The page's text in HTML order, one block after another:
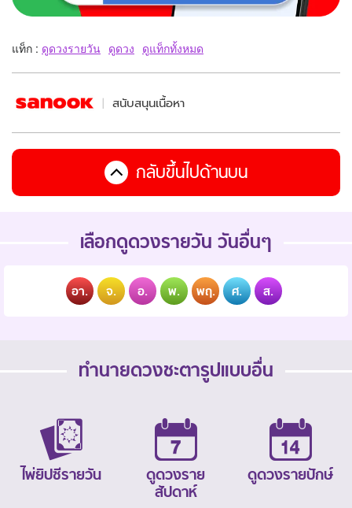
แท็ก : ดูดวงรายวัน ดูดวง ดูแท็กทั้งหมด
สนับสนุนเนื้อหา
กลับขึ้นไปด้านบน
เลือกดูดวงรายวัน วันอื่นๆ
อา. จ. อ. พ. พฤ. ศ. ส.
ทำนายดวงชะตารูปแบบอื่น
ไพ่ยิปซีรายวัน
ดูดวงราย
สัปดาห์
ดูดวงรายปักษ์